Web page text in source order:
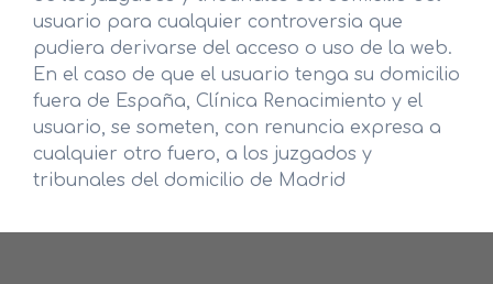
usuario para cualquier controversia que
pudiera derivarse del acceso o uso de la web.
En el caso de que el usuario tenga su domicilio
fuera de España, Clínica Renacimiento y el
usuario, se someten, con renuncia expresa a
cualquier otro fuero, a los juzgados y
tribunales del domicilio de Madrid